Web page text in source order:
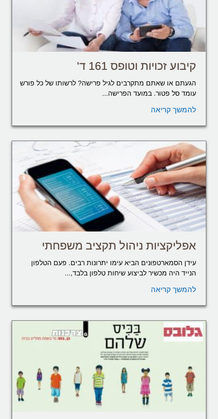
קיבוע זכויות וטופס 161 ד'
הגעתם או שאתם מתקרבים לגיל פרישה? לרשותו של כל פורש
עומד סל פטור. במועד הפרישה...
להמשך קריאה
אפליקציות ניהול תקציב משפחתי
עידן הסמארטפונים הביא עימו יתרונות רבים. פעם הטלפון
הנייד היה מכשיר לביצוע שיחות טלפון בלבד,...
להמשך קריאה